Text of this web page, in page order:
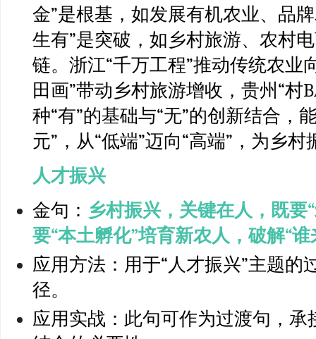
金”是根基，如发展有机农业、品
生有”是突破，如乡村旅游、农村
链。浙江“千万工程”推动传统农业
田画”带动乡村旅游增收，贵州“村
种“有”的基础与“无”的创新结合，
元”，从“低端”迈向“高端”，为乡
人才振兴
金句： 乡村振兴，关键在人，既要
要“本土孵化”培育新农人，破解“
应用方法：用于“人才振兴”主题的
径。
应用实战：此句可作为过渡句，